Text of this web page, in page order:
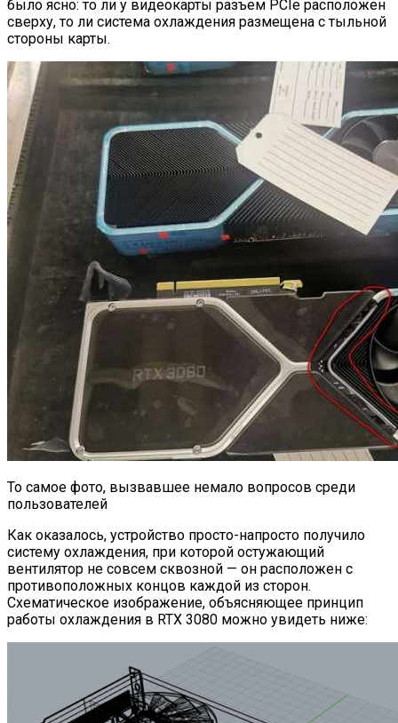
было ясно: то ли у видеокарты разъем PCIe расположен
сверху, то ли система охлаждения размещена с тыльной
стороны карты.
То самое фото, вызвавшее немало вопросов среди
пользователей
Как оказалось, устройство просто-напросто получило
систему охлаждения, при которой остужающий
вентилятор не совсем сквозной — он расположен с
противоположных концов каждой из сторон.
Схематическое изображение, объясняющее принцип
работы охлаждения в RTX 3080 можно увидеть ниже: